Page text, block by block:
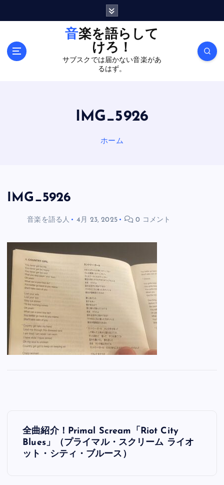
音楽を語らして
けろ！
サブスクでは届かない音楽があ
るはず。
IMG_5926
ホーム
IMG_5926
音楽を語る人 4月 23, 2025 0 コメント
投
稿
全曲紹介！Primal Scream「Riot City
Blues」（プライマル・スクリーム ライオ
ット・シティ・ブルース）